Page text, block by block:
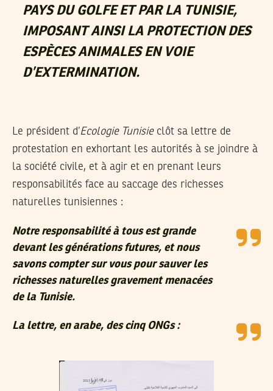
PAYS DU GOLFE ET PAR LA TUNISIE,
IMPOSANT AINSI LA PROTECTION DES
ESPÈCES ANIMALES EN VOIE
D’EXTERMINATION.
Le président d’Ecologie Tunisieclôt sa lettre de
protestation en exhortant les autorités à se joindre à
la société civile, et à agir et en prenant leurs
responsabilités face au saccage des richesses
naturelles tunisiennes :
Notre responsabilité à tous est grande
devant les générations futures, et nous
savons compter sur vous pour sauver les
richesses naturelles gravement menacées
de la Tunisie.
La lettre, en arabe, des cinq ONGs :